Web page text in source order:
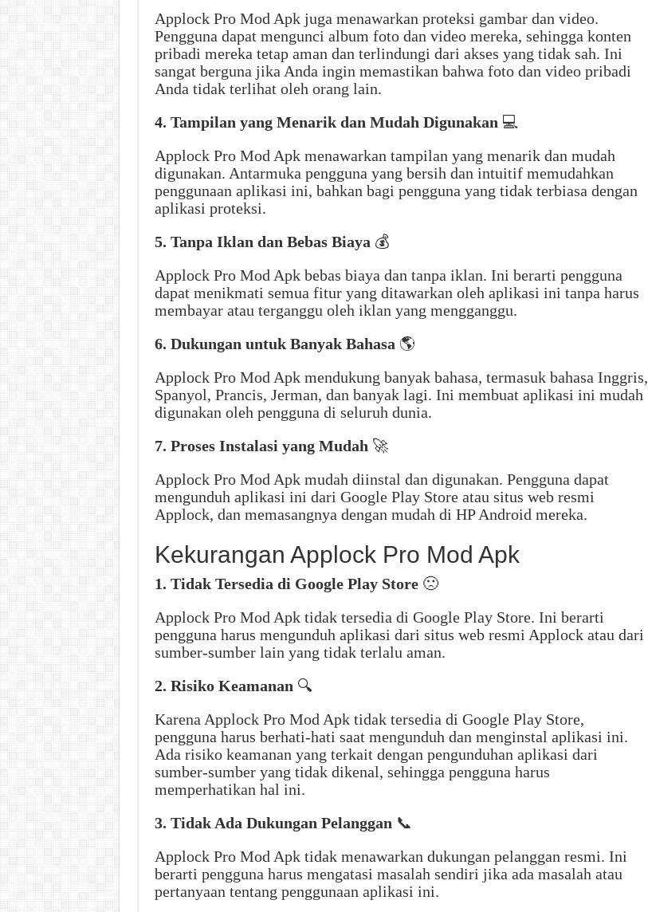
Applock Pro Mod Apk juga menawarkan proteksi gambar dan video.
Pengguna dapat mengunci album foto dan video mereka, sehingga konten
pribadi mereka tetap aman dan terlindungi dari akses yang tidak sah. Ini
sangat berguna jika Anda ingin memastikan bahwa foto dan video pribadi
Anda tidak terlihat oleh orang lain.
4. Tampilan yang Menarik dan Mudah Digunakan 💻
Applock Pro Mod Apk menawarkan tampilan yang menarik dan mudah
digunakan. Antarmuka pengguna yang bersih dan intuitif memudahkan
penggunaan aplikasi ini, bahkan bagi pengguna yang tidak terbiasa dengan
aplikasi proteksi.
5. Tanpa Iklan dan Bebas Biaya 💰
Applock Pro Mod Apk bebas biaya dan tanpa iklan. Ini berarti pengguna
dapat menikmati semua fitur yang ditawarkan oleh aplikasi ini tanpa harus
membayar atau terganggu oleh iklan yang mengganggu.
6. Dukungan untuk Banyak Bahasa 🌎
Applock Pro Mod Apk mendukung banyak bahasa, termasuk bahasa Inggris,
Spanyol, Prancis, Jerman, dan banyak lagi. Ini membuat aplikasi ini mudah
digunakan oleh pengguna di seluruh dunia.
7. Proses Instalasi yang Mudah 🚀
Applock Pro Mod Apk mudah diinstal dan digunakan. Pengguna dapat
mengunduh aplikasi ini dari Google Play Store atau situs web resmi
Applock, dan memasangnya dengan mudah di HP Android mereka.
Kekurangan Applock Pro Mod Apk
1. Tidak Tersedia di Google Play Store🙁
Applock Pro Mod Apk tidak tersedia di Google Play Store. Ini berarti
pengguna harus mengunduh aplikasi dari situs web resmi Applock atau dari
sumber-sumber lain yang tidak terlalu aman.
2. Risiko Keamanan 🔍
Karena Applock Pro Mod Apk tidak tersedia di Google Play Store,
pengguna harus berhati-hati saat mengunduh dan menginstal aplikasi ini.
Ada risiko keamanan yang terkait dengan pengunduhan aplikasi dari
sumber-sumber yang tidak dikenal, sehingga pengguna harus
memperhatikan hal ini.
3. Tidak Ada Dukungan Pelanggan 📞
Applock Pro Mod Apk tidak menawarkan dukungan pelanggan resmi. Ini
berarti pengguna harus mengatasi masalah sendiri jika ada masalah atau
pertanyaan tentang penggunaan aplikasi ini.